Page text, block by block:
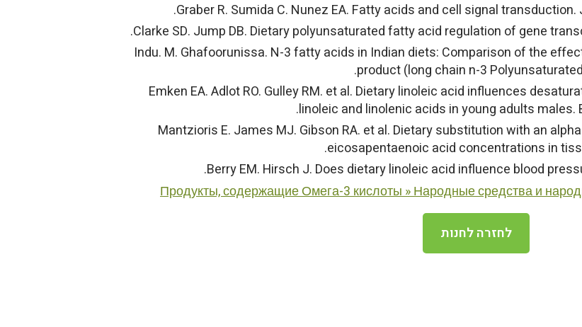
6. Indu. M. Ghafoorunissa. N-3 fatty acids in Indian diets: Comparison of the
product (long chain n-3
7. Emken EA. Adlot RO. Gulley RM. et al. Dietary linoleic acid influences
linoleic and linolenic acids in young adults males.
8. Mantzioris E. James MJ. Gibson RA. et al. Dietary substitution with an
eicosapentaenoic acid concentrations in
Продукты, содержащие Омега-3 кислоты » Народные средства и
לחזרה לחנות